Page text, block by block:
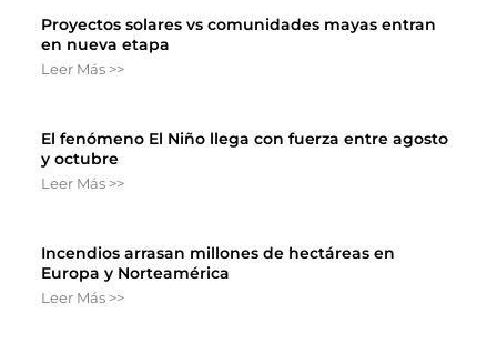
Proyectos solares vs comunidades mayas entran
en nueva etapa
Leer Más >>
El fenómeno El Niño llega con fuerza entre agosto
y octubre
Leer Más >>
Incendios arrasan millones de hectáreas en
Europa y Norteamérica
Leer Más >>